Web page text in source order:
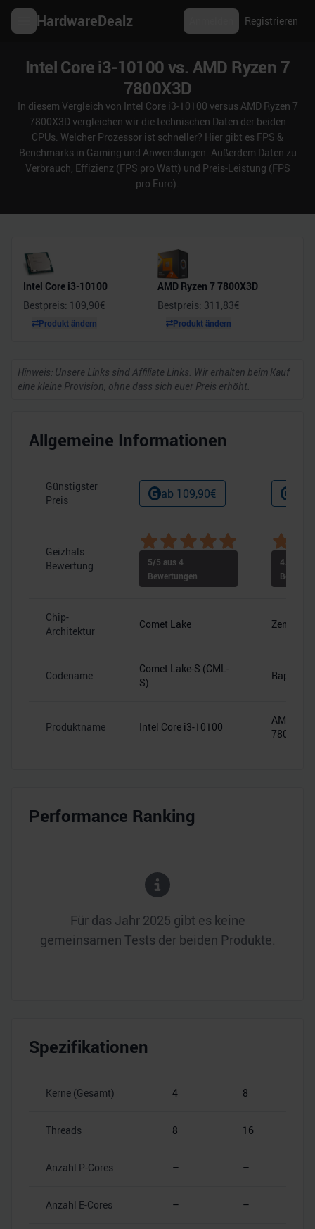
HardwareDealz Registrieren
Intel Core i3-10100 vs. AMD Ryzen 7
7800X3D
In diesem Vergleich von Intel Core i3-10100 versus AMD Ryzen 7
7800X3D vergleichen wir die technischen Daten der beiden
CPUs. Welcher Prozessor ist schneller? Hier gibt es FPS &
Benchmarks in Gaming und Anwendungen. Außerdem Daten zu
Verbrauch, Effizienz (FPS pro Watt) und Preis-Leistung (FPS
pro Euro).
Intel Core i3-10100
Bestpreis: 109,90€
Produkt ändern
AMD Ryzen 7 7800X3D
Bestpreis: 311,83€
Produkt ändern
Hinweis: Unsere Links sind Affiliate Links. Wir erhalten beim Kauf
eine kleine Provision, ohne dass sich euer Preis erhöht.
Allgemeine Informationen
Günstigster
Preis
ab 109,90€
Geizhals
Bewertung
5/5 aus4
Bewertungen
4.9
Chip-
Architektur
Comet Lake Zen 4
Codename
Comet Lake-S (CML-
S)
Raphael
Produktname Intel Core i3-10100
AMD
7800X3D
Performance Ranking
Für das Jahr 2025 gibt es keine
gemeinsamen Tests der beiden Produkte.
Spezifikationen
Kerne (Gesamt) 4 8
Threads 8 16
Anzahl P-Cores – –
Anzahl E-Cores – –